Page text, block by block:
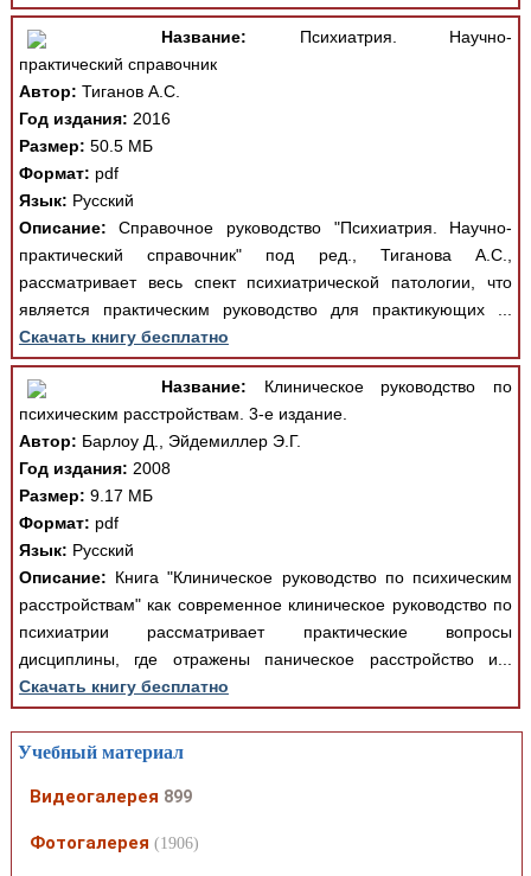
Название: Психиатрия. Научно-
практический справочник
Автор: Тиганов А.С.
Год издания: 2016
Размер: 50.5 МБ
Формат: pdf
Язык: Русский
Описание: Справочное руководство "Психиатрия. Научно-
практический справочник" под ред., Тиганова А.С.,
рассматривает весь спект психиатрической патологии, что
является практическим руководство для практикующих ...
Скачать книгу бесплатно
Название: Клиническое руководство по
психическим расстройствам. 3-е издание.
Автор: Барлоу Д., Эйдемиллер Э.Г.
Год издания: 2008
Размер: 9.17 МБ
Формат: pdf
Язык: Русский
Описание: Книга "Клиническое руководство по психическим
расстройствам" как современное клиническое руководство по
психиатрии рассматривает практические вопросы
дисциплины, где отражены паническое расстройство и...
Скачать книгу бесплатно
Учебный материал
Видеогалерея 899
Фотогалерея (1906)